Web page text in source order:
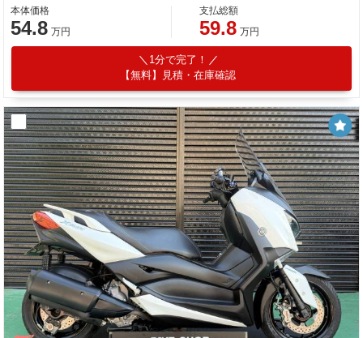
本体価格
54.8 万円
支払総額
59.8 万円
1分で完了！
【無料】見積・在庫確認